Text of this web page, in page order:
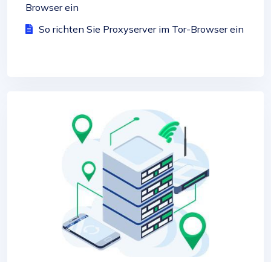
Browser ein
So richten Sie Proxyserver im Tor-Browser ein